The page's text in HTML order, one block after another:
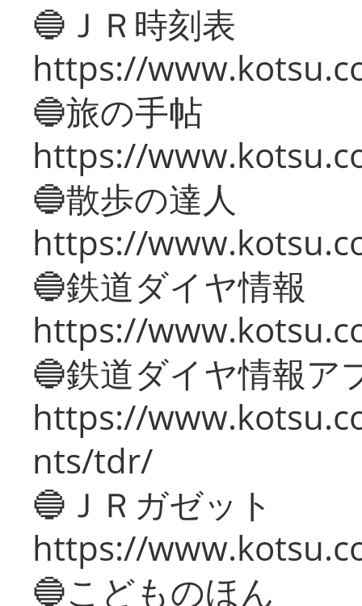
🔵ＪＲ時刻表
https://
🔵旅の手帖
https://
🔵散歩の達人
https://
🔵鉄道ダイヤ情報
https://
🔵鉄道ダイヤ情報ア
https://
nts/tdr/
🔵ＪＲガゼット
https://
🔵こどものほん